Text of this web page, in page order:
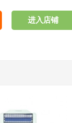
进入店铺